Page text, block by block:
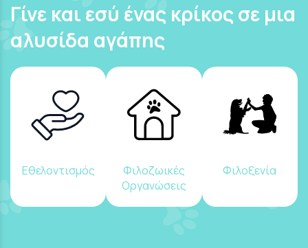
Γίνε και εσύ ένας κρίκος σε μια
αλυσίδα αγάπης
Εθελοντισμός
Φιλοζωικές
Οργανώσεις
Φιλοξενία